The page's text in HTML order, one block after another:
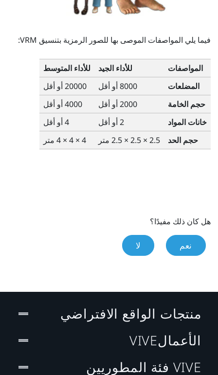
فيما يلي المواصفات الموصى بها للصور الرمزية بتنسيق VRM:
المواصفات للأداء الجيد
للأداء المتوسط
المضلعات
8000 أو أقل
20000 أو أقل
حجم الخامة
2000 أو أقل
4000 أو أقل
خانات المواد
2 أو أقل
4 أو أقل
حجم الحد
2.5 × 2.5 × 2.5 متر 4 × 4 × 4 متر
هل كان ذلك مفيدًا؟
نعم لا
منتجات الواقع الافتراضي
الأعمالVIVE
VIVE فئة المطوريين